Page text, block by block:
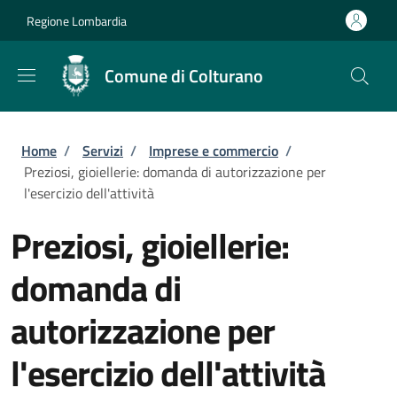
Regione Lombardia
Comune di Colturano
Briciole di pane
Home / Servizi / Imprese e commercio /
Preziosi, gioiellerie: domanda di autorizzazione per
l'esercizio dell'attività
Preziosi, gioiellerie:
domanda di
autorizzazione per
l'esercizio dell'attività